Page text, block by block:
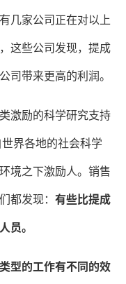
几家公司正在对以上
这些公司发现，提成
司带来更高的利润。
激励的科学研究支持
界各地的社会科学
境之下激励人。销售
都发现： 有些比提成
员。
型的工作有不同的效